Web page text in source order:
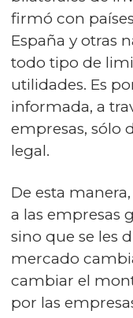
firmó con
España y otras
todo tipo de
utilidades. Es
informada, a
empresas, sólo
legal.
De esta
a las empresas
sino que se les
mercado
cambiar el
por las